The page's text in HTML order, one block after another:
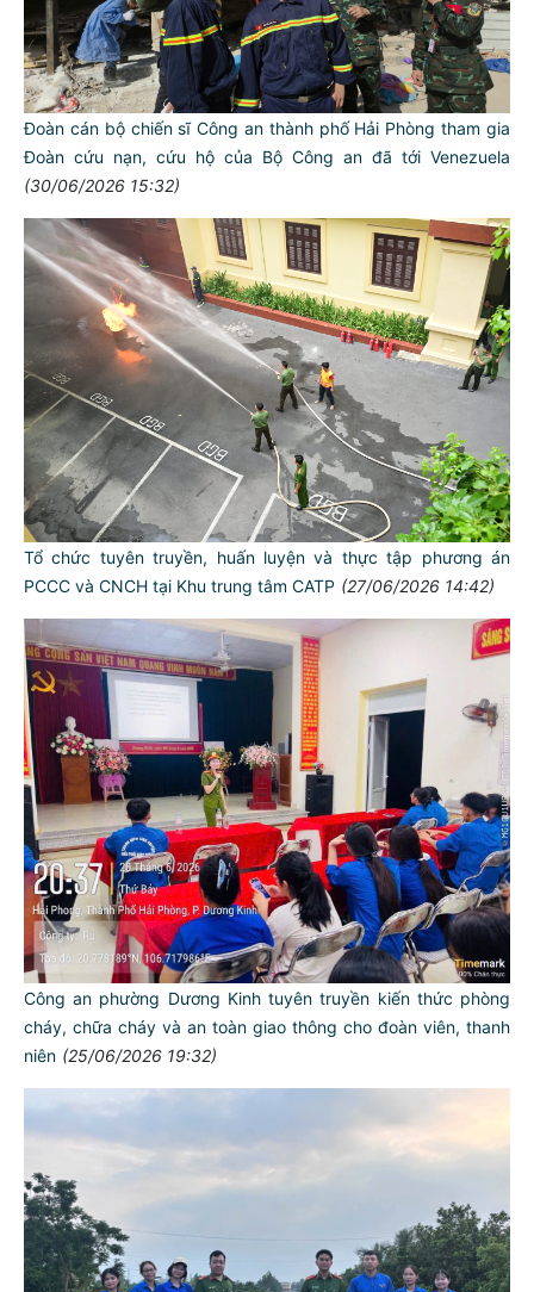
Đoàn cán bộ chiến sĩ Công an thành phố Hải Phòng tham gia
Đoàn cứu nạn, cứu hộ của Bộ Công an đã tới Venezuela
(30/06/2026 15:32)
Tổ chức tuyên truyền, huấn luyện và thực tập phương án
PCCC và CNCH tại Khu trung tâm CATP (27/06/2026 14:42)
Công an phường Dương Kinh tuyên truyền kiến thức phòng
cháy, chữa cháy và an toàn giao thông cho đoàn viên, thanh
niên (25/06/2026 19:32)